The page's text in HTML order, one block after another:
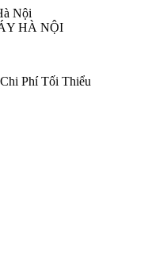
HÀ NỘI
Phí Tối Thiểu